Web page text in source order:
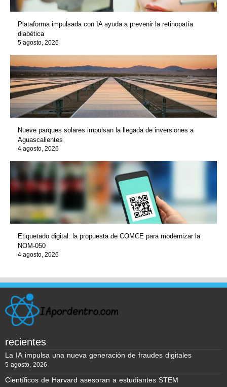
Plataforma impulsada con IA ayuda a prevenir la retinopatía
diabética
5 agosto, 2026
Nueve parques solares impulsan la llegada de inversiones a
Aguascalientes
4 agosto, 2026
Etiquetado digital: la propuesta de COMCE para modernizar la
NOM-050
4 agosto, 2026
recientes
La IA impulsa una nueva generación de fraudes digitales
5 agosto, 2026
Científicos de Harvard asesoran a estudiantes STEM